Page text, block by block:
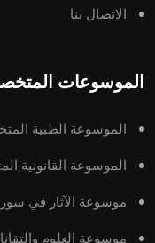
الاتصال بنا
الموسوعات
الموسوعة الطبية
الموسوعة القانونية
موسوعة الآثار في
موسوعة العلوم